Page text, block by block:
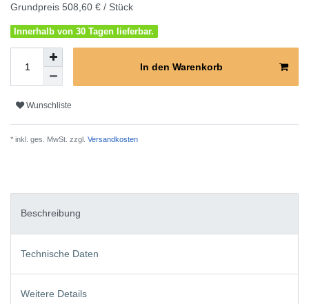
Grundpreis 508,60 € / Stück
Innerhalb von 30 Tagen lieferbar.
In den Warenkorb
Wunschliste
* inkl. ges. MwSt. zzgl. Versandkosten
Beschreibung
Technische Daten
Weitere Details